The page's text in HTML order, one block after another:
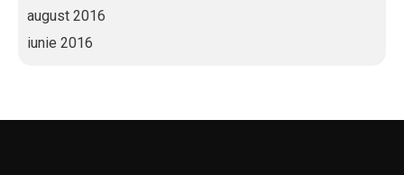
august 2016
iunie 2016